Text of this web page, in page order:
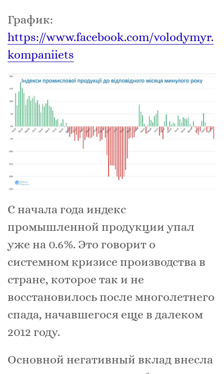
График:
https://www.facebook.com/volodymyr.
kompaniiets
С начала года индекс
промышленной продукции упал
уже на 0.6%. Это говорит о
системном кризисе производства в
стране, которое так и не
восстановилось после многолетнего
спада, начавшегося еще в далеком
2012 году.
Основной негативный вклад внесла